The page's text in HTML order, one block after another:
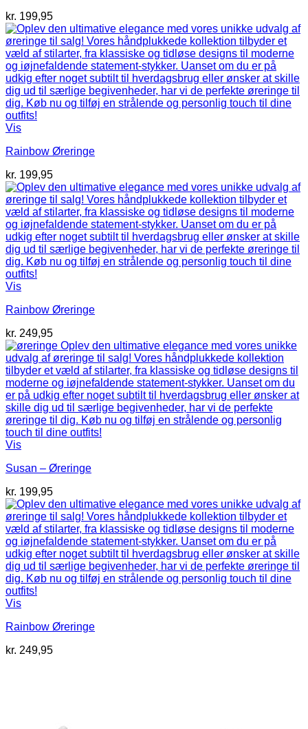
kr. 199,95
Vis
Rainbow Øreringe
kr. 199,95
Vis
Rainbow Øreringe
kr. 249,95
Vis
Susan – Øreringe
kr. 199,95
Vis
Rainbow Øreringe
kr. 249,95